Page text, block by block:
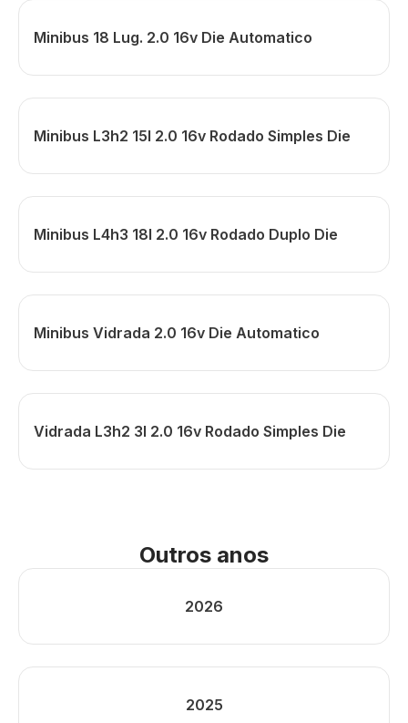
Minibus 18 Lug. 2.0 16v Die Automatico
Minibus L3h2 15l 2.0 16v Rodado Simples Die
Minibus L4h3 18l 2.0 16v Rodado Duplo Die
Minibus Vidrada 2.0 16v Die Automatico
Vidrada L3h2 3l 2.0 16v Rodado Simples Die
Outros anos
2026
2025